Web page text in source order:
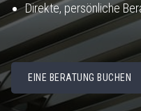
Direkte, persönliche
EINE BERATUNG BUCHEN